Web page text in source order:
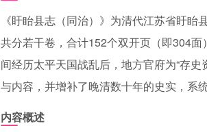
《盱眙县志（同治）》为清代江苏省盱
共分若干卷，合计152个双开页（即304
间经历太平天国战乱后，地方官府为“存
与内容，并增补了晚清数十年的史实，系
内容概述